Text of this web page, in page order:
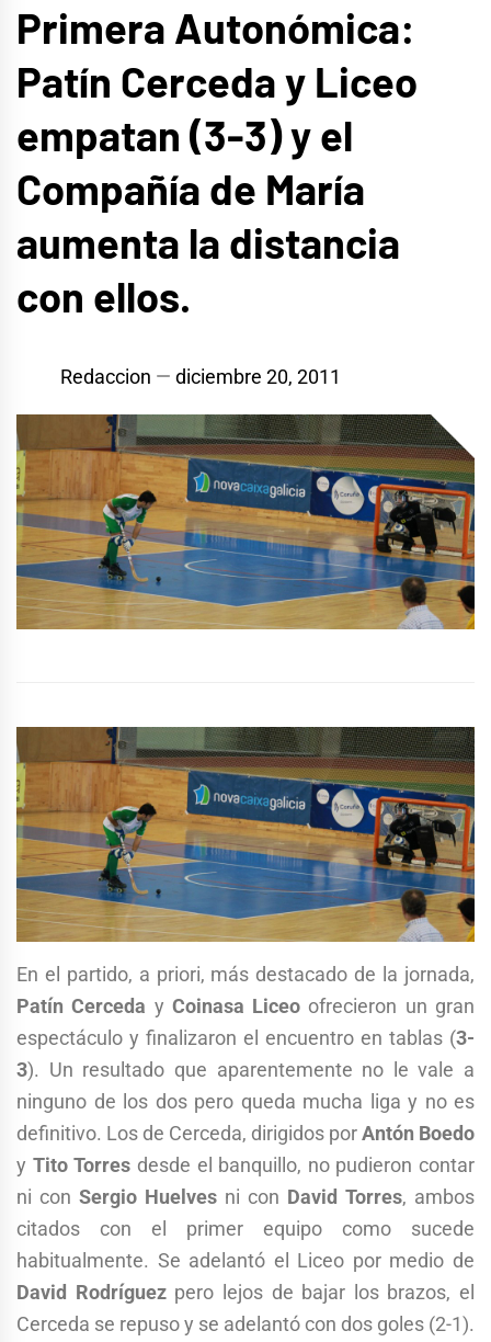
Primera Autonómica:
Patín Cerceda y Liceo
empatan (3-3) y el
Compañía de María
aumenta la distancia
con ellos.
Redaccion diciembre 20, 2011
En el partido, a priori, más destacado de la jornada,
Patín Cerceda y Coinasa Liceo ofrecieron un gran
espectáculo y finalizaron el encuentro en tablas (3-
3). Un resultado que aparentemente no le vale a
ninguno de los dos pero queda mucha liga y no es
definitivo. Los de Cerceda, dirigidos porAntón Boedo
y Tito Torres desde el banquillo, no pudieron contar
ni con Sergio Huelves ni con David Torres, ambos
citados con el primer equipo como sucede
habitualmente. Se adelantó el Liceo por medio de
David Rodríguezpero lejos de bajar los brazos, el
Cerceda se repuso y se adelantó con dos goles (2-1).